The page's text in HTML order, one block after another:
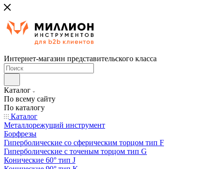
Интернет-магазин представительского класса
Каталог
По всему сайту
По каталогу
Каталог
Металлорежущий инструмент
Борфрезы
Гиперболические cо сферическим торцом тип F
Гиперболические с точеным торцом тип G
Конические 60° тип J